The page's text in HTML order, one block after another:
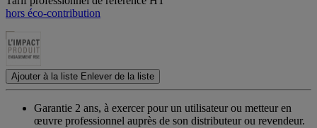
hors éco-contribution
Ajouter à la liste Enlever de la liste
Garantie 2 ans, à exercer pour un utilisateur ou metteur en
œuvre professionnel auprès de son distributeur ou revendeur.